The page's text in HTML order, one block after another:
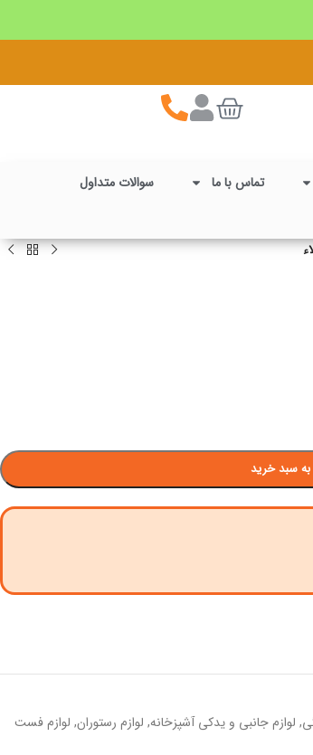
تماس با ما سوالات متداول
به سبد خرید
, لوازم جانبی و یدکی آشپزخانه, لوازم رستوران, لوازم فست